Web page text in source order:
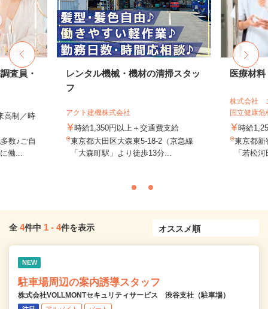
査員・
高制／時
数♪ご自
働...
レンタル機械・機材の清掃スタッ
フ
アクト建機株式会社
時給1,350円以上＋交通費支給
東京都大田区大森東5-18-2（京急線
「大森町駅」より徒歩13分...
医療材
株式会社
国立健康危
時給
東京都新
「若松
全 4件中 1 - 4件を表示
NEW
駐車場周辺の案内誘導スタッフ
株式会社VOLLMONTセキュリティサービス 渋谷支社（駐車場）